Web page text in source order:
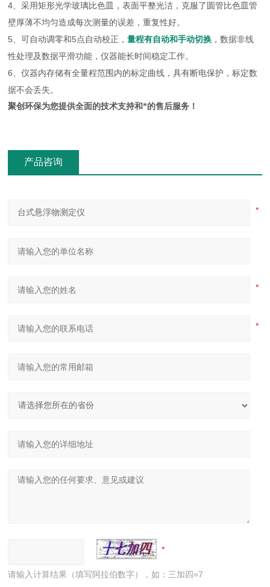
4、采用矩形光学玻璃比色皿，表面平整光洁，克服了圆管比色皿管
壁厚薄不均匀造成每次测量的误差，重复性好。
5、可自动调零和5点自动校正，量程有自动和手动切换 ，数据非线
性处理及数据平滑功能，仪器能长时间稳定工作。
6、仪器内存储有全量程范围内的标定曲线，具有断电保护，标定数
据不会丢失。
聚创环保为您提供全面的技术支持和*的售后服务！
产品咨询
请输入计算结果（填写阿拉伯数字），如：三加四=7